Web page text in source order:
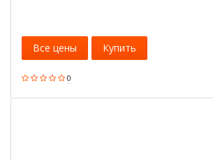
0
Все цены Купить